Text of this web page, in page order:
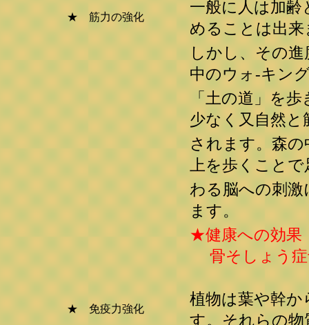
★ 筋力の強化
一般に人は加
めることは出
しかし、その
中のウォ-キン
「土の道」を
少なく又自然と
されます。森
上を歩くことで
わる脳への刺激
ます。
★健康への効果
骨そしょう症
★ 免疫力強化
植物は葉や幹
す。それらの物